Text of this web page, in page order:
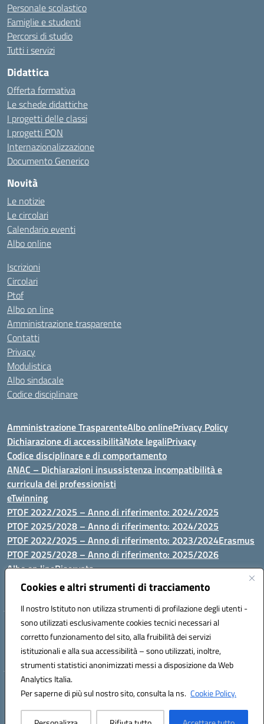
Cookies e altri strumenti di tracciamento
Il nostro Istituto non utilizza strumenti di profilazione degli utenti -
sono utilizzati esclusivamente cookies tecnici necessari al
corretto funzionamento del sito, alla fruibilità dei servizi
istituzionali e alla sua accessibilità – sono utilizzati, inoltre,
strumenti statistici anonimizzati messi a disposizione da Web
Analytics Italia.
Per saperne di più sul nostro sito, consulta la ns. Cookie Policy.
Personale scolastico
Famiglie e studenti
Percorsi di studio
Tutti i servizi
Didattica
Offerta formativa
Le schede didattiche
I progetti delle classi
I progetti PON
Internazionalizzazione
Documento Generico
Novità
Le notizie
Le circolari
Calendario eventi
Albo online
Iscrizioni
Circolari
Ptof
Albo on line
Amministrazione trasparente
Contatti
Privacy
Modulistica
Albo sindacale
Codice disciplinare
Amministrazione TrasparenteAlbo onlinePrivacy Policy
Dichiarazione di accessibilitàNote legaliPrivacy
Codice disciplinare e di comportamento
ANAC – Dichiarazioni insussistenza incompatibilità e
curricula dei professionisti
eTwinning
PTOF 2022/2025 – Anno di riferimento: 2024/2025
PTOF 2025/2028 – Anno di riferimento: 2024/2025
PTOF 2022/2025 – Anno di riferimento: 2023/2024Erasmus
PTOF 2025/2028 – Anno di riferimento: 2025/2026
Albo on lineRiservata
P.N. Dotazione di attrezzature per le palestre
Via Luna e Sole, 44 07100, Sassari - Tel 079293287 - Fax 0793764116
- Mail: ssvc010009@istruzione.it - PEC: ssvc010009@pec.istruzione.it
- C.F. / P.IVA Convitto 80000150906 - C.F. Scuole 92073300904
Hosting & Powered by 3D Solution S.r.l.
Concept & Design by Designers Italia